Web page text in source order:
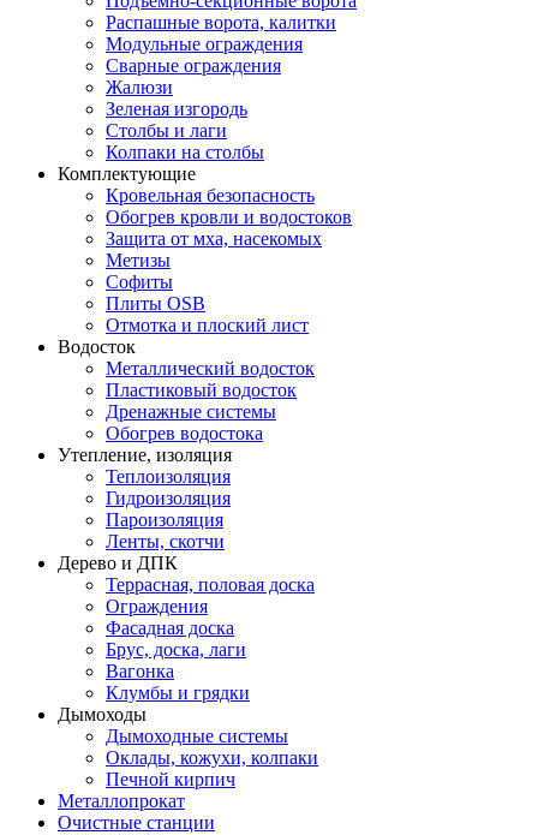
Распашные ворота, калитки
Модульные ограждения
Сварные ограждения
Жалюзи
Зеленая изгородь
Столбы и лаги
Колпаки на столбы
Комплектующие
Кровельная безопасность
Обогрев кровли и водостоков
Защита от мха, насекомых
Метизы
Софиты
Плиты OSB
Отмотка и плоский лист
Водосток
Металлический водосток
Пластиковый водосток
Дренажные системы
Обогрев водостока
Утепление, изоляция
Теплоизоляция
Гидроизоляция
Пароизоляция
Ленты, скотчи
Дерево и ДПК
Террасная, половая доска
Ограждения
Фасадная доска
Брус, доска, лаги
Вагонка
Клумбы и грядки
Дымоходы
Дымоходные системы
Оклады, кожухи, колпаки
Печной кирпич
Металлопрокат
Очистные станции